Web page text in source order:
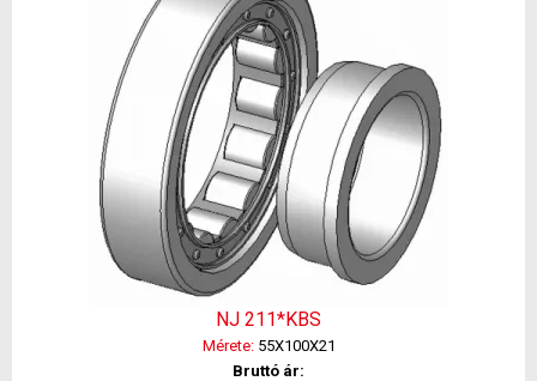
NJ 211*KBS
Mérete:55X100X21
Bruttó ár: